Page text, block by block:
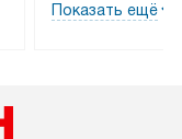
партнера
Показать ещё